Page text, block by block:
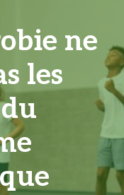
ne
les